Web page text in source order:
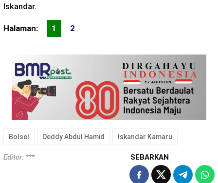
Iskandar.
Halaman: 1 2
Bolsel Deddy Abdul Hamid Iskandar Kamaru
Editor: *** SEBARKAN